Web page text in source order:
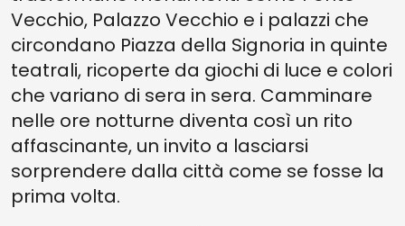
Vecchio, Palazzo Vecchio e i palazzi che
circondano Piazza della Signoria in quinte
teatrali, ricoperte da giochi di luce e colori
che variano di sera in sera. Camminare
nelle ore notturne diventa così un rito
affascinante, un invito a lasciarsi
sorprendere dalla città come se fosse la
prima volta.